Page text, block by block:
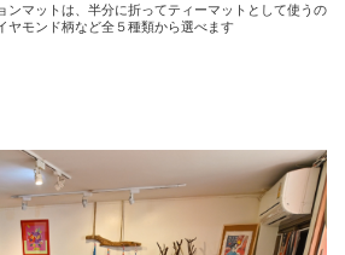
ンマットは、半分に折ってティーマットとして使うの
ヤモンド柄など全５種類から選べます